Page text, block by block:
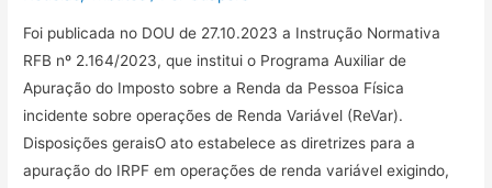
Foi publicada no DOU de 27.10.2023 a Instrução Normativa
RFB nº 2.164/2023, que institui o Programa Auxiliar de
Apuração do Imposto sobre a Renda da Pessoa Física
incidente sobre operações de Renda Variável (ReVar).
Disposições geraisO ato estabelece as diretrizes para a
apuração do IRPF em operações de renda variável exigindo,